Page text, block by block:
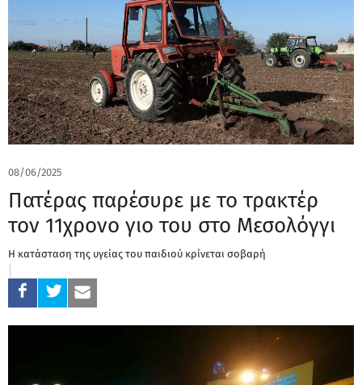
08/06/2025
Πατέρας παρέσυρε με το τρακτέρ
τον 11χρονο γιο του στο Μεσολόγγι
Η κατάσταση της υγείας του παιδιού κρίνεται σοβαρή